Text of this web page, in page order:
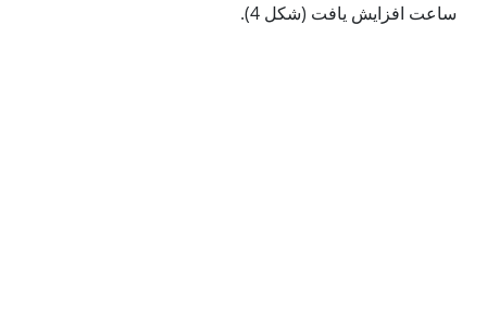
ساعت افزایش یافت (شکل 4).